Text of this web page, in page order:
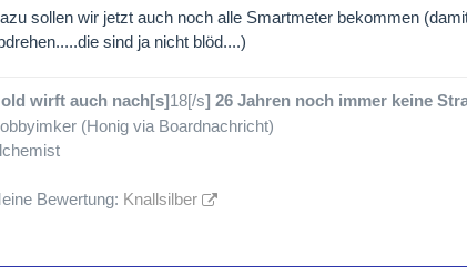
sollen wir jetzt auch noch alle Smartmeter bekommen
sind ja nicht blöd....)
wirft auch nach[s]18[/s] 26 Jahren noch immer keine
(Honig via Boardnachricht)
Bewertung: Knallsilber